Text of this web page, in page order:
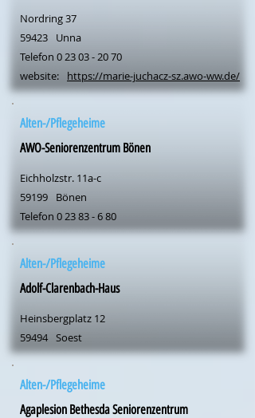
Nordring 37
59423
Unna
Telefon 0 23 03 - 20 70
website:
https://marie-juchacz-sz.awo-ww.de/
Alten-/Pflegeheime
AWO-Seniorenzentrum Bönen
Eichholzstr. 11a-c
59199
Bönen
Telefon 0 23 83 - 6 80
Alten-/Pflegeheime
Adolf-Clarenbach-Haus
Heinsbergplatz 12
59494 Soest
Alten-/Pflegeheime
Agaplesion Bethesda Seniorenzentrum